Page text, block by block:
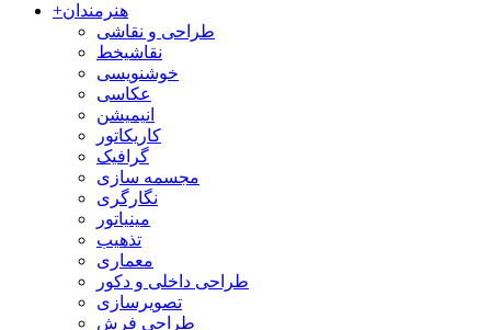
+هنرمندان
طراحی و نقاشی
نقاشیخط
خوشنویسی
عکاسی
انیمیشن
کاریکاتور
گرافیک
مجسمه سازی
نگارگری
مینیاتور
تذهیب
معماری
طراحی داخلی و دکور
تصویرسازی
طراحی فرش